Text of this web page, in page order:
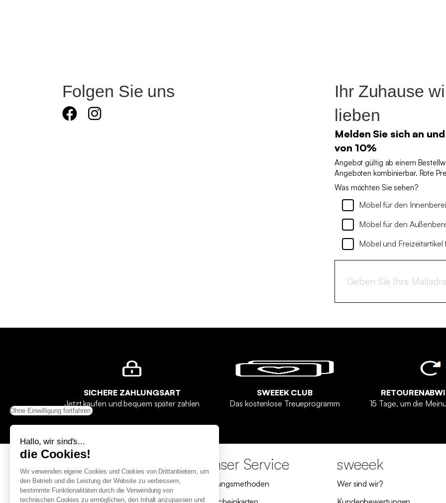
Ohne Einwilligung fortfahren
Hallo, wir sind's...
die Cookies!
Wir verwenden eigene Cookies und Cookies von Drittanbietern, um
den Betrieb und die Leistung der Website zu verbessern,
bestimmte Funktionalitäten durch die Verwendung von
technischen Cookies zu ermöglichen, den Inhalt anzupassen und
Folgen Sie uns
Ihr Zuhause
lieben
Melden Sie sich an
von 10%
Angebot gültig ab einem
Angeboten kombinierbar. Rote
Was möchten Sie sehen?
Möbel für den
Möbel für den
Möbel und Freizeitartikel
SICHERE ZAHLUNGSART
Jetzt kaufen und bequem später zahlen
SWEEEK CLUB
Das kostenlose Treueprogramm
15 Tage, um die
Hilfe & Kontakt
Wo ist meine Bestellung?
Unser Service
Zahlungsmethoden
sweeek
Wer sind wir?